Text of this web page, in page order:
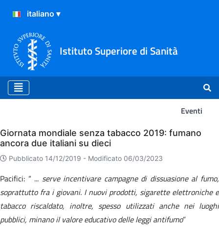
Istituto Superiore di Sanità
Eventi
Eventi
Giornata mondiale senza tabacco 2019: fumano
ancora due italiani su dieci
Pubblicato 14/12/2019 - Modificato 06/03/2023
Pacifici: “ ... serve incentivare campagne di dissuasione al fumo,
soprattutto fra i giovani. I nuovi prodotti, sigarette elettroniche e
tabacco riscaldato, inoltre, spesso utilizzati anche nei luoghi
pubblici, minano il valore educativo delle leggi antifumo”